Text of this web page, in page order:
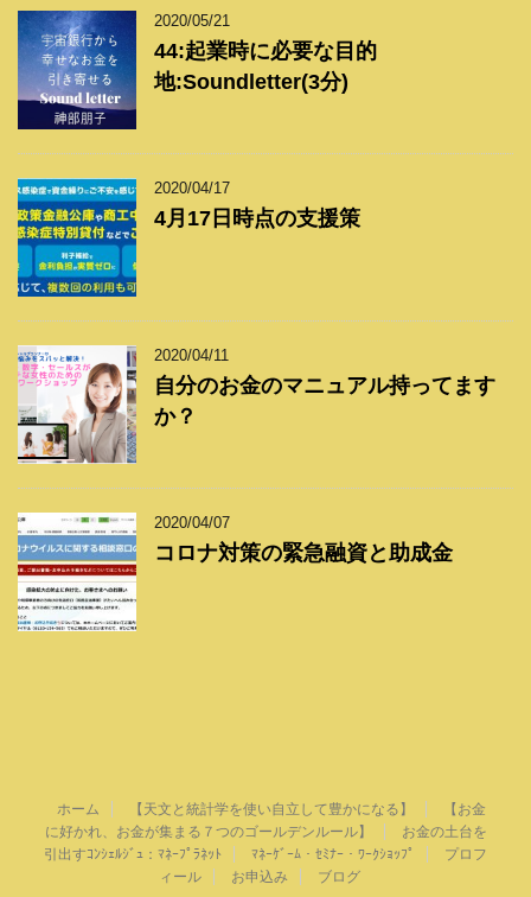
2020/05/21
44:起業時に必要な目的
地:Soundletter(3分)
2020/04/17
4月17日時点の支援策
2020/04/11
自分のお金のマニュアル持ってます
か？
2020/04/07
コロナ対策の緊急融資と助成金
ホーム 【天文と統計学を使い自立して豊かになる】
【お金
に好かれ、お金が集まる７つのゴールデンルール】
お金の土台を
引出すｺﾝｼｪﾙｼﾞｭ：ﾏﾈｰﾌﾟﾗﾈｯﾄ
ﾏﾈｰｹﾞｰﾑ・ｾﾐﾅｰ・ﾜｰｸｼｮｯﾌﾟ
プロフ
ィール
お申込み ブログ